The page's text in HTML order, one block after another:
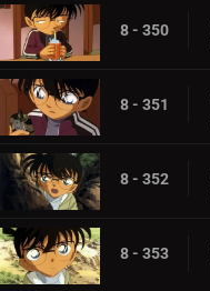
8 - 350
8 - 351
8 - 352
8 - 353